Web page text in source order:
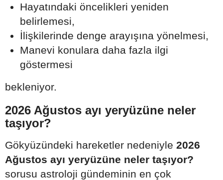
Hayatındaki öncelikleri yeniden
belirlemesi,
İlişkilerinde denge arayışına yönelmesi,
Manevi konulara daha fazla ilgi
göstermesi
bekleniyor.
2026 Ağustos ayı yeryüzüne neler
taşıyor?
Gökyüzündeki hareketler nedeniyle 2026
Ağustos ayı yeryüzüne neler taşıyor?
sorusu astroloji gündeminin en çok